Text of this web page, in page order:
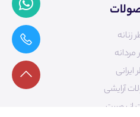
زنانه
ایرانی
آرایشی
از پوست